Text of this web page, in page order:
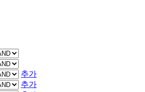
추가
추가